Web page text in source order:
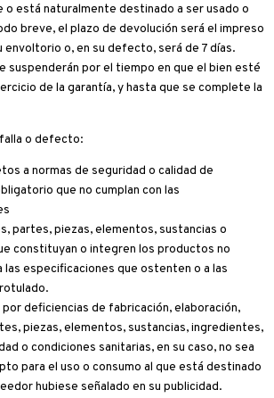
está naturalmente destinado a ser usado o
breve, el plazo de devolución será el impreso
envoltorio o, en su defecto, será de 7 días.
suspenderán por el tiempo en que el bien esté
de la garantía, y hasta que se complete la
o defecto:
a normas de seguridad o calidad de
que no cumplan con las
partes, piezas, elementos, sustancias o
constituyan o integren los productos no
las especificaciones que ostenten o a las
deficiencias de fabricación, elaboración,
piezas, elementos, sustancias, ingredientes,
o condiciones sanitarias, en su caso, no sea
para el uso o consumo al que está destinado
hubiese señalado en su publicidad.